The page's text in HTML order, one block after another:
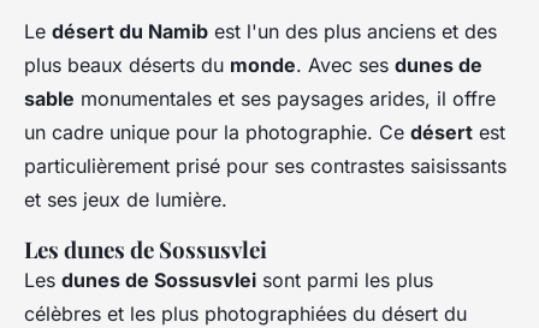
Le désert du Namib est l'un des plus anciens et des
plus beaux déserts du monde. Avec ses dunes de
sable monumentales et ses paysages arides, il offre
un cadre unique pour la photographie. Ce désert est
particulièrement prisé pour ses contrastes saisissants
et ses jeux de lumière.
Les dunes de Sossusvlei
Les dunes de Sossusvlei sont parmi les plus
célèbres et les plus photographiées du désert du